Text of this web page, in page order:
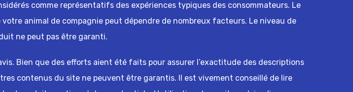
comme représentatifs des expériences typiques des consommateurs. Le
animal de compagnie peut dépendre de nombreux facteurs. Le niveau de
ne peut pas être garanti.
Bien que des efforts aient été faits pour assurer l’exactitude des descriptions
contenus du site ne peuvent être garantis. Il est vivement conseillé de lire